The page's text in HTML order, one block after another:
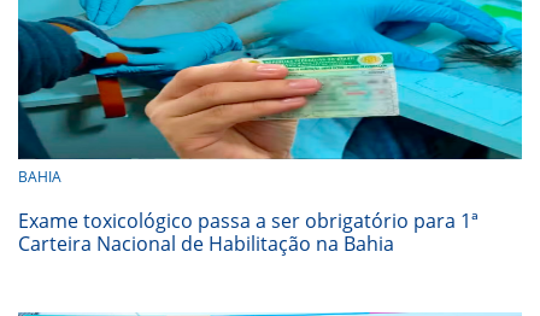
BAHIA
Exame toxicológico passa a ser obrigatório para 1ª
Carteira Nacional de Habilitação na Bahia